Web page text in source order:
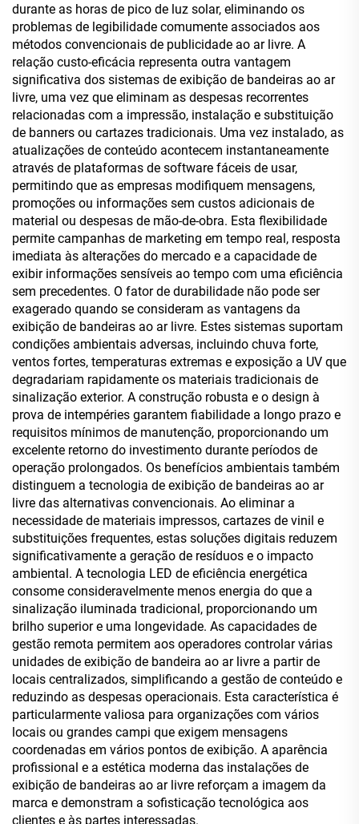
durante as horas de pico de luz solar, eliminando os
problemas de legibilidade comumente associados aos
métodos convencionais de publicidade ao ar livre. A
relação custo-eficácia representa outra vantagem
significativa dos sistemas de exibição de bandeiras ao ar
livre, uma vez que eliminam as despesas recorrentes
relacionadas com a impressão, instalação e substituição
de banners ou cartazes tradicionais. Uma vez instalado, as
atualizações de conteúdo acontecem instantaneamente
através de plataformas de software fáceis de usar,
permitindo que as empresas modifiquem mensagens,
promoções ou informações sem custos adicionais de
material ou despesas de mão-de-obra. Esta flexibilidade
permite campanhas de marketing em tempo real, resposta
imediata às alterações do mercado e a capacidade de
exibir informações sensíveis ao tempo com uma eficiência
sem precedentes. O fator de durabilidade não pode ser
exagerado quando se consideram as vantagens da
exibição de bandeiras ao ar livre. Estes sistemas suportam
condições ambientais adversas, incluindo chuva forte,
ventos fortes, temperaturas extremas e exposição a UV que
degradariam rapidamente os materiais tradicionais de
sinalização exterior. A construção robusta e o design à
prova de intempéries garantem fiabilidade a longo prazo e
requisitos mínimos de manutenção, proporcionando um
excelente retorno do investimento durante períodos de
operação prolongados. Os benefícios ambientais também
distinguem a tecnologia de exibição de bandeiras ao ar
livre das alternativas convencionais. Ao eliminar a
necessidade de materiais impressos, cartazes de vinil e
substituições frequentes, estas soluções digitais reduzem
significativamente a geração de resíduos e o impacto
ambiental. A tecnologia LED de eficiência energética
consome consideravelmente menos energia do que a
sinalização iluminada tradicional, proporcionando um
brilho superior e uma longevidade. As capacidades de
gestão remota permitem aos operadores controlar várias
unidades de exibição de bandeira ao ar livre a partir de
locais centralizados, simplificando a gestão de conteúdo e
reduzindo as despesas operacionais. Esta característica é
particularmente valiosa para organizações com vários
locais ou grandes campi que exigem mensagens
coordenadas em vários pontos de exibição. A aparência
profissional e a estética moderna das instalações de
exibição de bandeiras ao ar livre reforçam a imagem da
marca e demonstram a sofisticação tecnológica aos
clientes e às partes interessadas.